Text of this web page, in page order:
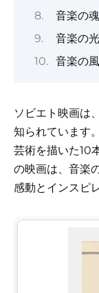
音楽の
音楽の
音楽の
ソビエト映画は
知られています
芸術を描いた10
の映画は、音楽
感動とインスピ